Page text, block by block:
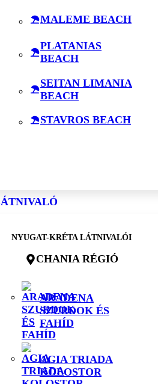
MALEME BEACH
PLATANIAS
BEACH
SEITAN LIMANIA
BEACH
STAVROS BEACH
NYUGAT-KRÉTA LÁTNIVALÓI
CHANIA RÉGIÓ
ARADENA
SZURDOK ÉS
FAHÍD
AGIA TRIADA
KOLOSTOR